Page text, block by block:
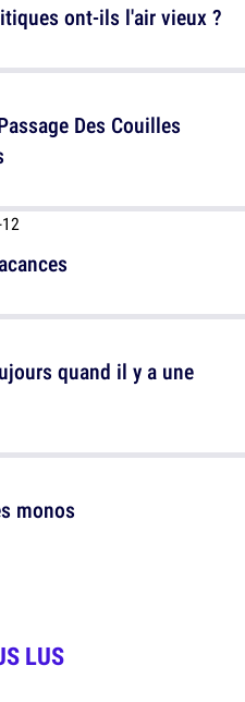
Des Couilles
quand il y a une
ont-ils l'air vieux ?
monos
LUS